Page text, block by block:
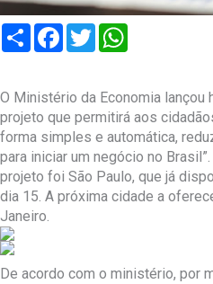
Compartilhar
Facebook
Twitter
O Ministério da Economia lançou
projeto que permitirá aos
forma simples e automática,
para iniciar um negócio no
projeto foi São Paulo, que já
dia 15. A próxima cidade a
Janeiro.
De acordo com o ministério, por